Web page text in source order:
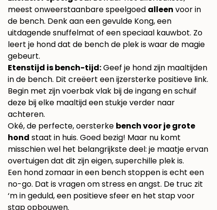
meest onweerstaanbare speelgoed alleen voor in
de bench. Denk aan een gevulde Kong, een
uitdagende snuffelmat of een speciaal kauwbot. Zo
leert je hond dat de bench de plek is waar de magie
gebeurt.
Etenstijd is bench-tijd:Geef je hond zijn maaltijden
in de bench. Dit creëert een ijzersterke positieve link.
Begin met zijn voerbak vlak bij de ingang en schuif
deze bij elke maaltijd een stukje verder naar
achteren.
Oké, de perfecte, oersterke bench voor je grote
hond staat in huis. Goed bezig! Maar nu komt
misschien wel het belangrijkste deel: je maatje ervan
overtuigen dat dit zijn eigen, superchille plek is.
Een hond zomaar in een bench stoppen is echt een
no-go. Dat is vragen om stress en angst. De truc zit
‘m in geduld, een positieve sfeer en het stap voor
stap opbouwen.